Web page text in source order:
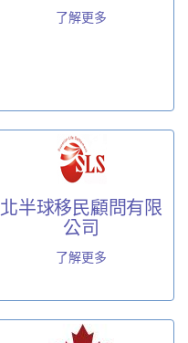
了解更多
北半球移民顧問有限
公司
了解更多